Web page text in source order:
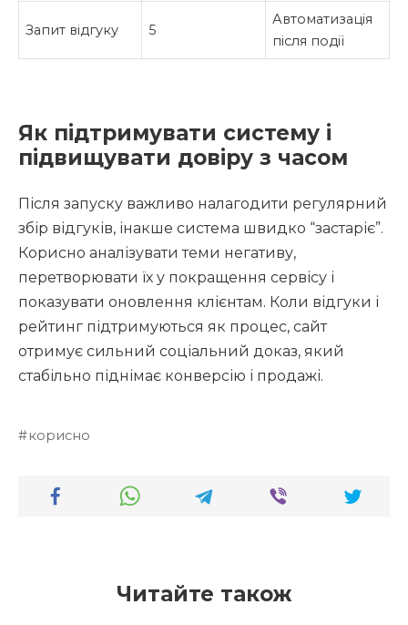
Запит відгуку 5
Автоматизація
після події
Як підтримувати систему і
підвищувати довіру з часом
Після запуску важливо налагодити регулярний
збір відгуків, інакше система швидко “застаріє”.
Корисно аналізувати теми негативу,
перетворювати їх у покращення сервісу і
показувати оновлення клієнтам. Коли відгуки і
рейтинг підтримуються як процес, сайт
отримує сильний соціальний доказ, який
стабільно піднімає конверсію і продажі.
корисно
Читайте також